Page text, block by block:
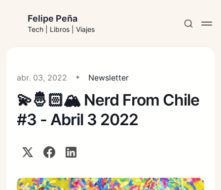
Felipe Peña
Tech | Libros | Viajes
Suscribirse
Iniciar sesión
abr. 03, 2022 Newsletter
💫🤴🏻🏔 Nerd From Chile
#3 - Abril 3 2022